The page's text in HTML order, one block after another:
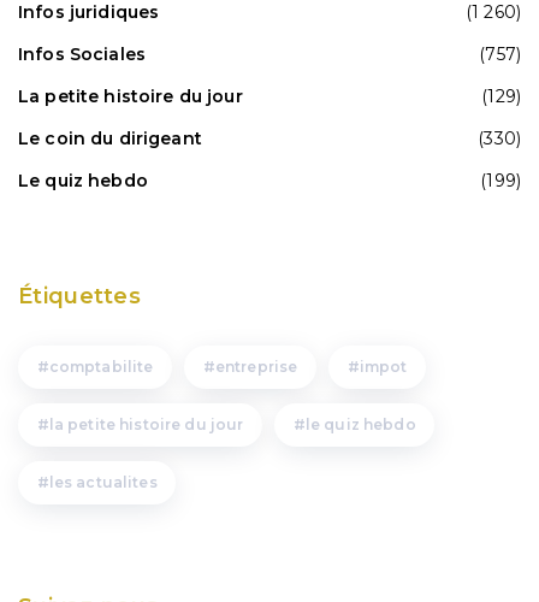
Infos juridiques
(1 260)
Infos Sociales
(757)
La petite histoire du jour
(129)
Le coin du dirigeant
(330)
Le quiz hebdo
(199)
Étiquettes
comptabilite entreprise impot
la petite histoire du jour le quiz hebdo
les actualites